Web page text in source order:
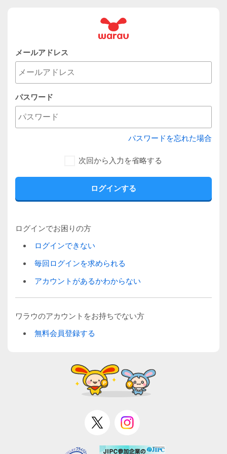
メールアドレス
パスワード
パスワードを忘れた場合
次回から入力を省略する
ログインでお困りの方
ログインできない
毎回ログインを求められる
アカウントがあるかわからない
ワラウのアカウントをお持ちでない方
無料会員登録する